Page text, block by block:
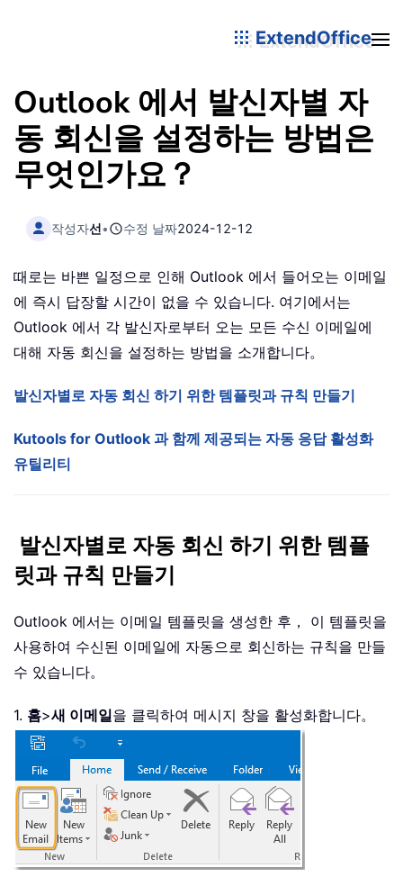
ExtendOffice
Outlook 에서 발신자별 자
동 회신을 설정하는 방법은
무엇인가요？
작성자선• 수정 날짜2024-12-12
때로는 바쁜 일정으로 인해 Outlook 에서 들어오는 이메일
에 즉시 답장할 시간이 없을 수 있습니다. 여기에서는
Outlook 에서 각 발신자로부터 오는 모든 수신 이메일에
대해 자동 회신을 설정하는 방법을 소개합니다。
발신자별로 자동 회신 하기 위한 템플릿과 규칙 만들기
Kutools for Outlook 과 함께 제공되는 자동 응답 활성화
유틸리티
발신자별로 자동 회신 하기 위한 템플
릿과 규칙 만들기
Outlook 에서는 이메일 템플릿을 생성한 후， 이 템플릿을
사용하여 수신된 이메일에 자동으로 회신하는 규칙을 만들
수 있습니다。
1. 홈>새 이메일을 클릭하여 메시지 창을 활성화합니다。